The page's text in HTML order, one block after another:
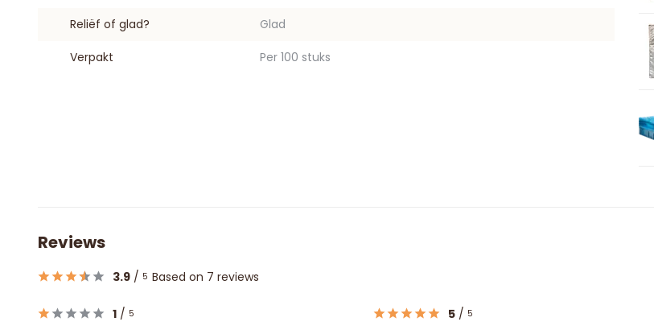
Reliëf of glad? Glad
Verpakt Per 100 stuks
Reviews
3.9 / 5 Based on 7 reviews
1 / 5 5/ 5